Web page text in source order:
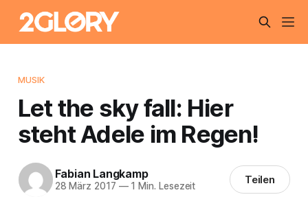
MUSIK
Let the sky fall: Hier
steht Adele im Regen!
Fabian Langkamp
28 März 2017 —1 Min. Lesezeit Teilen